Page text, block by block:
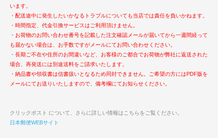
います。
・配送途中に発生したいかなるトラブルについても当店では責任を負いかねます。
・時間指定、代金引換サービスはご利用頂けません。
・お荷物のお問い合わせ番号を記載した注文確認メールが届いてから一週間経って
も届かない場合は、お手数ですがメールにてお問い合わせください。
・長期ご不在や住所のお間違いなど、お客様のご都合でお荷物が弊社に返送された
場合、再発送には別途送料をご請求いたします。
・納品書や領収書は信書扱いとなるため同封できません。ご希望の方にはPDF版を
メールにてお送りいたしますので、備考欄にてお知らせください。
クリックポスト について、さらに詳しい情報はこちらをご覧ください。
日本郵便WEBサイト